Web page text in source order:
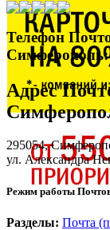
Телефон
Симферополь:
Адрес
295054,
ул. Александра
Режим работы
Разделы: Почта